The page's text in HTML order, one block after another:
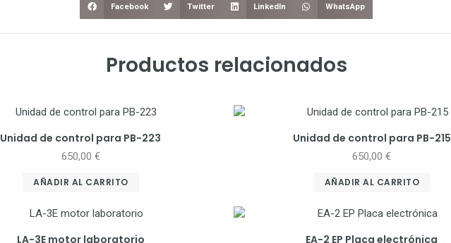
Facebook Twitter LinkedIn WhatsApp
Productos relacionados
Unidad de control para PB-223
650,00 €
AÑADIR AL CARRITO
Unidad de control para PB-215
650,00€
AÑADIR AL CARRITO
LA-3E motor laboratorio EA-2 EP Placa electrónica